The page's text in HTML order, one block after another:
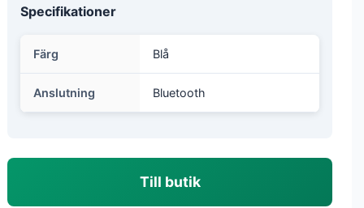
Specifikationer
Färg Blå
Anslutning Bluetooth
Till butik